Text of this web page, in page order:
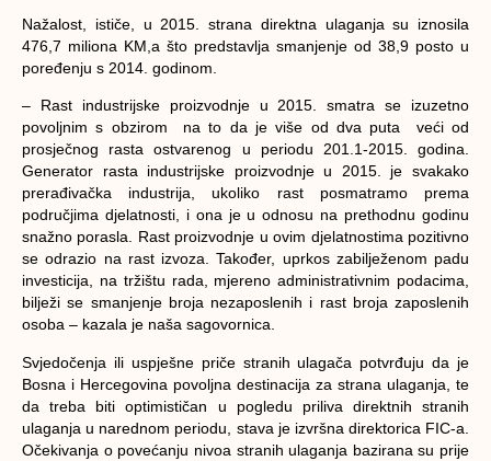
Nažalost, ističe, u 2015. strana direktna ulaganja su iznosila
476,7 miliona KM,a što predstavlja smanjenje od 38,9 posto u
poređenju s 2014. godinom.
– Rast industrijske proizvodnje u 2015. smatra se izuzetno
povoljnim s obzirom na to da je više od dva puta veći od
prosječnog rasta ostvarenog u periodu 201.1-2015. godina.
Generator rasta industrijske proizvodnje u 2015. je svakako
prerađivačka industrija, ukoliko rast posmatramo prema
područjima djelatnosti, i ona je u odnosu na prethodnu godinu
snažno porasla. Rast proizvodnje u ovim djelatnostima pozitivno
se odrazio na rast izvoza. Također, uprkos zabilježenom padu
investicija, na tržištu rada, mjereno administrativnim podacima,
bilježi se smanjenje broja nezaposlenih i rast broja zaposlenih
osoba – kazala je naša sagovornica.
Svjedočenja ili uspješne priče stranih ulagača potvrđuju da je
Bosna i Hercegovina povoljna destinacija za strana ulaganja, te
da treba biti optimističan u pogledu priliva direktnih stranih
ulaganja u narednom periodu, stava je izvršna direktorica FIC-a.
Očekivanja o povećanju nivoa stranih ulaganja bazirana su prije